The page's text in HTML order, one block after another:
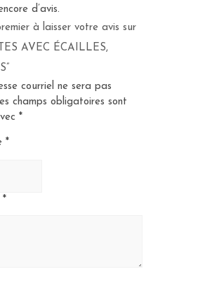
d’avis.
à laisser votre avis sur
AVEC ÉCAILLES,
courriel ne sera pas
champs obligatoires sont
*
*
*